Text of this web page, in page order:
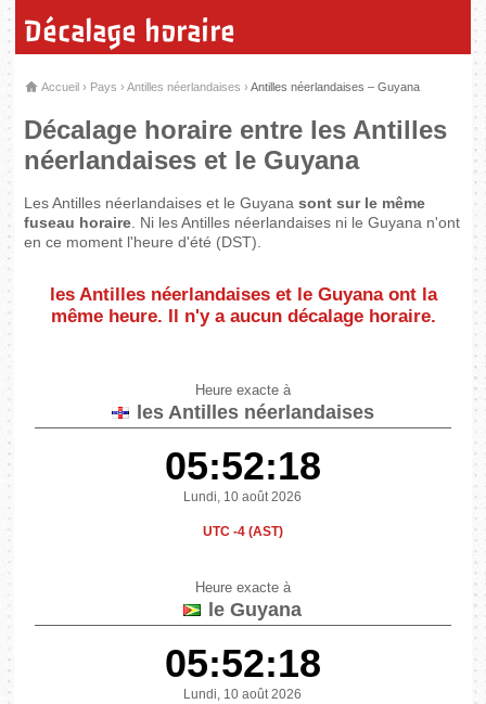
Décalage horaire
Accueil › Pays ›Antilles néerlandaises ›Antilles néerlandaises – Guyana
Décalage horaire entre les Antilles
néerlandaises et le Guyana
Les Antilles néerlandaises et le Guyanasont sur le même
fuseau horaire . Ni les Antilles néerlandaises ni le Guyana n'ont
en ce moment l'heure d'été (DST).
les Antilles néerlandaises et le Guyana ont la
même heure. Il n'y a aucun décalage horaire.
Heure exacte à
les Antilles néerlandaises
05:52:18
Lundi, 10 août 2026
UTC -4 (AST)
Heure exacte à
le Guyana
05:52:18
Lundi, 10 août 2026